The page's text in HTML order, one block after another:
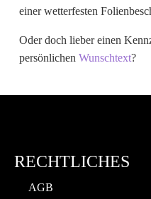
einer wetterfesten
Oder doch lieber einen
persönlichen Wunschtext?
RECHTLICHES
AGB